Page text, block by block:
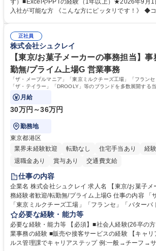
後のデータ抽出と効果測定、資料作成 ◆TVCM放送
ール対応 ◆常駐先に向けた事業拡大の提案 など 募集職種 大阪|博報堂DY
グループ【CM・SNS広告の入稿サポート業務】9月
ず）■ExcelやPPTの経験（1年以上）★2026年9月1
入社が可能な方 《こんな方にピッタリです！》 ◆コツコツと進める仕事
ャリア・スキルUPを目指したい方 学歴・資格 学歴：大学院 大学 高専 短
大 専修学校 高校 語学力： 資格：
正社員
株式会社シュクレイ
【東京/お菓子メーカーの事務担当】
勤無/プライム上場G 営業事務
「ザ・メープルマニア」「東京ミルクチーズ工場」「フランセ
「ザ・テイラー」「DROOLY」等のブランドを多数展開する
ブランド商品の事務業務をお任せいたします。
月給
30万円～36万円
勤務地
東京都港区
業界未経験歓迎
転勤なし 住宅手当あり
経
退職金あり
賞与あり 交通費支給
仕事の内容
企業名 株式会社シュクレイ 求人名 【東京/お菓子メーカーの事務担当】事
務経験者歓迎/転勤無/プライム上場G 仕事の内容 「ザ・メープルマニア」
「東京ミルクチーズ工場」「フランセ」「バター
ー」「DROOLY」等のブランドを多数展開する当社
ブランド商品の事務業務をお任せいたします。 【具体的な業務内容】 ■店
舗からの発注受付/PC入力業務 ■受電対応(社内/社
録 ■日々の売上抽出・報告 ■提携企業への書類送付
必要な経験・能力等
必要な経験・能力等 【必須】■社会人経験(26卒の
業事務の経験 ■販売や接客サービスの経験 【キャリアステップ】 (1)セー
ルス管理課でキャリアステップ 例:一般→チーフ→